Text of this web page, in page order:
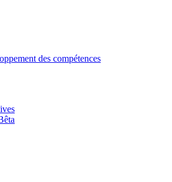
des compétences